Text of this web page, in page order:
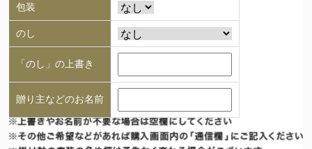
包装
のし
「のし」の上書き
贈り主などのお名前